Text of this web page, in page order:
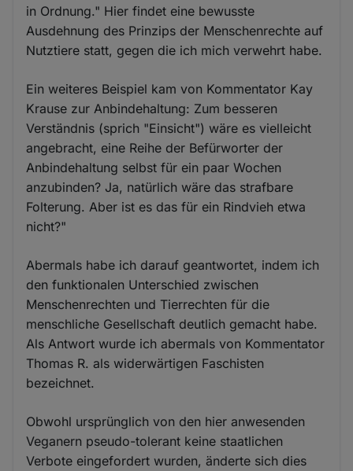
in Ordnung." Hier findet eine bewusste
Ausdehnung des Prinzips der Menschenrechte auf
Nutztiere statt, gegen die ich mich verwehrt habe.
Ein weiteres Beispiel kam von Kommentator Kay
Krause zur Anbindehaltung: Zum besseren
Verständnis (sprich "Einsicht") wäre es vielleicht
angebracht, eine Reihe der Befürworter der
Anbindehaltung selbst für ein paar Wochen
anzubinden? Ja, natürlich wäre das strafbare
Folterung. Aber ist es das für ein Rindvieh etwa
nicht?"
Abermals habe ich darauf geantwortet, indem ich
den funktionalen Unterschied zwischen
Menschenrechten und Tierrechten für die
menschliche Gesellschaft deutlich gemacht habe.
Als Antwort wurde ich abermals von Kommentator
Thomas R. als widerwärtigen Faschisten
bezeichnet.
Obwohl ursprünglich von den hier anwesenden
Veganern pseudo-tolerant keine staatlichen
Verbote eingefordert wurden, änderte sich dies